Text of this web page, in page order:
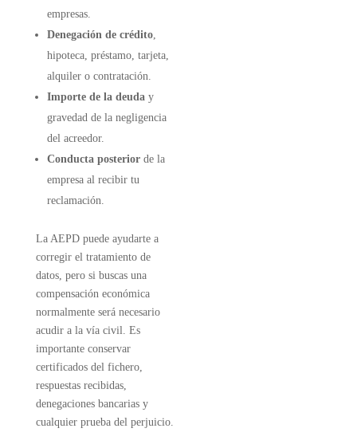
empresas.
Denegación de crédito,
hipoteca, préstamo, tarjeta,
alquiler o contratación.
Importe de la deuday
gravedad de la negligencia
del acreedor.
Conducta posteriorde la
empresa al recibir tu
reclamación.
La AEPD puede ayudarte a
corregir el tratamiento de
datos, pero si buscas una
compensación económica
normalmente será necesario
acudir a la vía civil. Es
importante conservar
certificados del fichero,
respuestas recibidas,
denegaciones bancarias y
cualquier prueba del perjuicio.